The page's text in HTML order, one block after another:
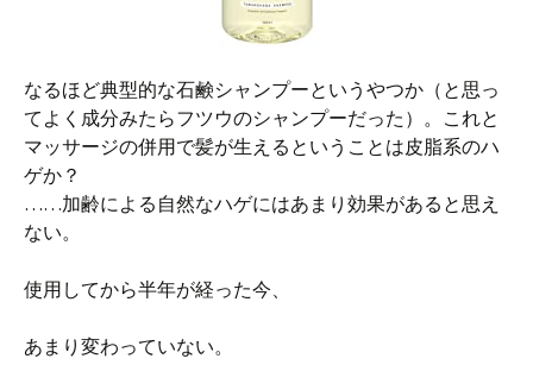
なるほど典型的な石鹸シャンプーというやつか（と思っ
てよく成分みたらフツウのシャンプーだった）。これと
マッサージの併用で髪が生えるということは皮脂系のハ
ゲか？
……加齢による自然なハゲにはあまり効果があると思え
ない。
使用してから半年が経った今、
あまり変わっていない。